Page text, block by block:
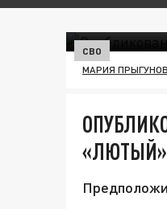
СВО
МАРИЯ
«ЛЮТЫЙ»